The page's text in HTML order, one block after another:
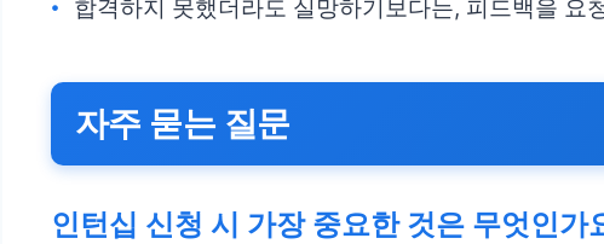
합격하지 못했더라도 실망하기보다는, 피드백을
자주 묻는 질문
인턴십 신청 시 가장 중요한 것은 무엇인가